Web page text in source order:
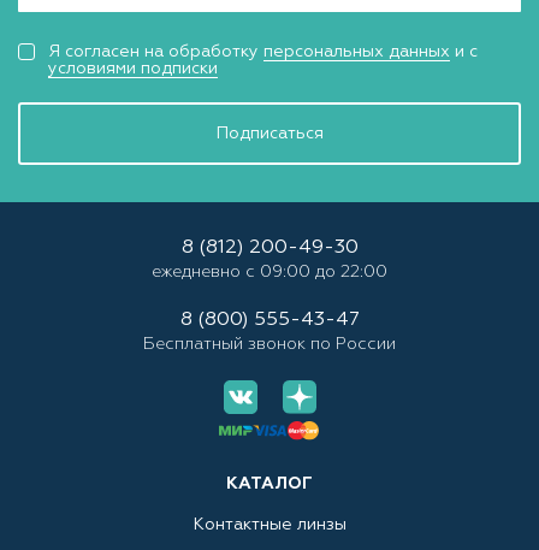
Подписаться
Я согласен на обработку персональных данных и с
условиями подписки
КАТАЛОГ
Контактные линзы
8 (812) 200-49-30
ежедневно с 09:00 до 22:00
8 (800) 555-43-47
Бесплатный звонок по России